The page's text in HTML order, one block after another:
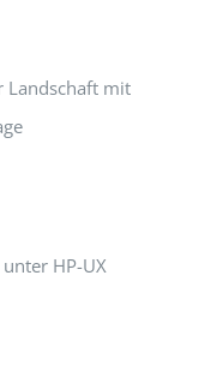
Landschaft mit
HP-UX